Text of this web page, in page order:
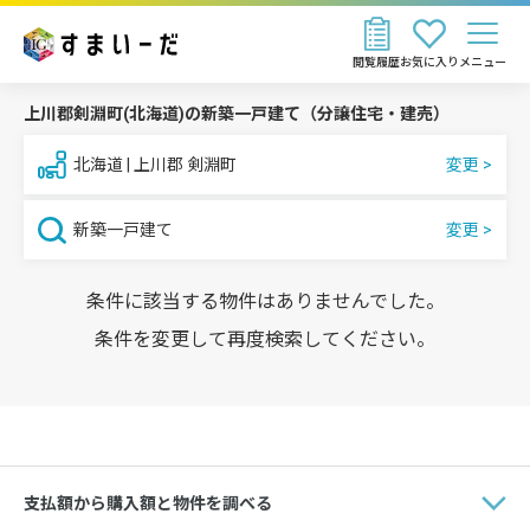
お気に入り
閲覧履歴 メニュー
上川郡剣淵町(北海道)の新築一戸建て（分譲住宅・建売）
北海道 | 上川郡 剣淵町
新築一戸建て
条件に該当する物件はありませんでした。
条件を変更して再度検索してください。
支払額から購入額と物件を調べる